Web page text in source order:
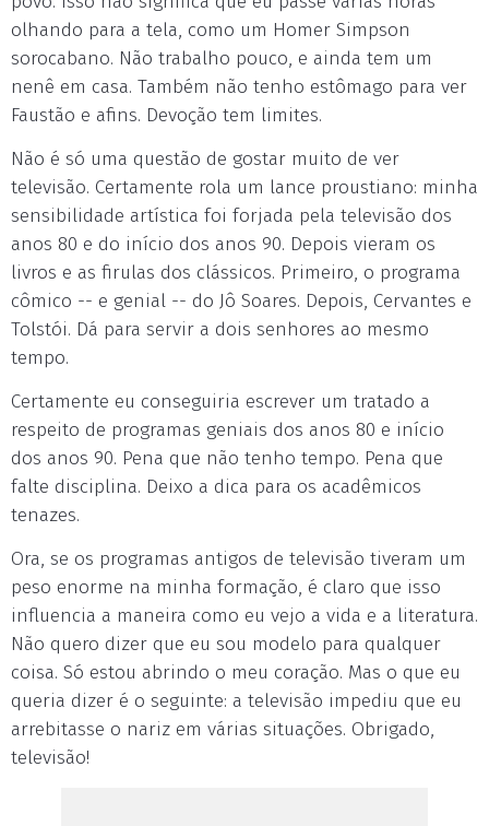
olhando para a tela, como um Homer Simpson
sorocabano. Não trabalho pouco, e ainda tem um
nenê em casa. Também não tenho estômago para ver
Faustão e afins. Devoção tem limites.
Não é só uma questão de gostar muito de ver
televisão. Certamente rola um lance proustiano: minha
sensibilidade artística foi forjada pela televisão dos
anos 80 e do início dos anos 90. Depois vieram os
livros e as firulas dos clássicos. Primeiro, o programa
cômico -- e genial -- do Jô Soares. Depois, Cervantes e
Tolstói. Dá para servir a dois senhores ao mesmo
tempo.
Certamente eu conseguiria escrever um tratado a
respeito de programas geniais dos anos 80 e início
dos anos 90. Pena que não tenho tempo. Pena que
falte disciplina. Deixo a dica para os acadêmicos
tenazes.
Ora, se os programas antigos de televisão tiveram um
peso enorme na minha formação, é claro que isso
influencia a maneira como eu vejo a vida e a literatura.
Não quero dizer que eu sou modelo para qualquer
coisa. Só estou abrindo o meu coração. Mas o que eu
queria dizer é o seguinte: a televisão impediu que eu
arrebitasse o nariz em várias situações. Obrigado,
televisão!